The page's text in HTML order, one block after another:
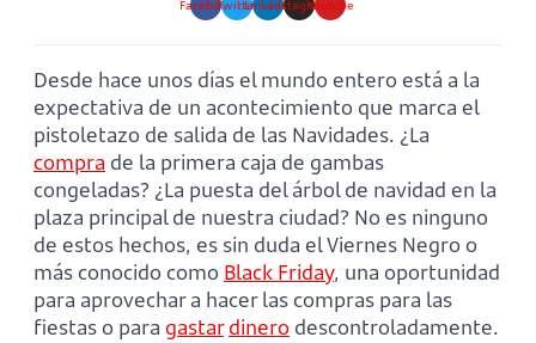
FacebookTwitterLinkedinInstagramYoutube
Desde hace unos días el mundo entero está a la
expectativa de un acontecimiento que marca el
pistoletazo de salida de las Navidades. ¿La
compra de la primera caja de gambas
congeladas? ¿La puesta del árbol de navidad en la
plaza principal de nuestra ciudad? No es ninguno
de estos hechos, es sin duda el Viernes Negro o
más conocido como Black Friday, una oportunidad
para aprovechar a hacer las compras para las
fiestas o para gastar dinero descontroladamente.